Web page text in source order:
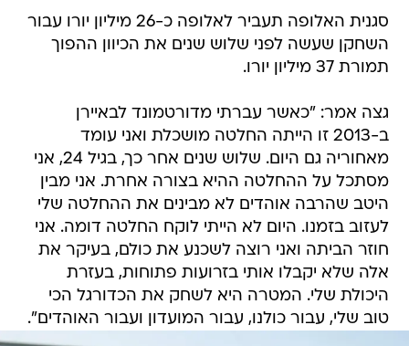
סגנית האלופה תעביר לאלופה כ-26 מיליון יורו עבור
השחקן שעשה לפני שלוש שנים את הכיוון ההפוך
תמורת 37 מיליון יורו.
גצה אמר: "כאשר עברתי מדורטמונד לבאיירן
ב-2013 זו הייתה החלטה מושכלת ואני עומד
מאחוריה גם היום. שלוש שנים אחר כך, בגיל 24, אני
מסתכל על ההחלטה ההיא בצורה אחרת. אני מבין
היטב שהרבה אוהדים לא מבינים את ההחלטה שלי
לעזוב בזמנו. היום לא הייתי לוקח החלטה דומה. אני
חוזר הביתה ואני רוצה לשכנע את כולם, בעיקר את
אלה שלא יקבלו אותי בזרועות פתוחות, בעזרת
היכולת שלי. המטרה היא לשחק את הכדורגל הכי
טוב שלי, עבור כולנו, עבור המועדון ועבור האוהדים".